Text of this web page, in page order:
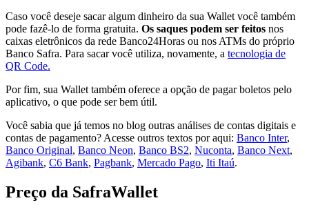
Caso você deseje sacar algum dinheiro da sua Wallet você também
pode fazê-lo de forma gratuita. Os saques podem ser feitos nos
caixas eletrônicos da rede Banco24Horas ou nos ATMs do próprio
Banco Safra. Para sacar você utiliza, novamente, a tecnologia de
QR Code.
Por fim, sua Wallet também oferece a opção de pagar boletos pelo
aplicativo, o que pode ser bem útil.
Você sabia que já temos no blog outras análises de contas digitais e
contas de pagamento? Acesse outros textos por aqui: Banco Inter,
Banco Original, Banco Neon, Banco BS2, Nuconta, Banco Next,
Agibank, C6 Bank, Pagbank, Mercado Pago, Iti Itaú.
Preço da SafraWallet